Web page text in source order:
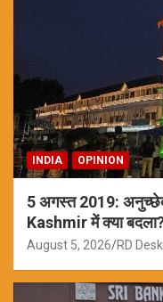
INDIA OPINION
5 अगस्त 2019:
Kashmir में क्या
August 5, 2026 RD Desk